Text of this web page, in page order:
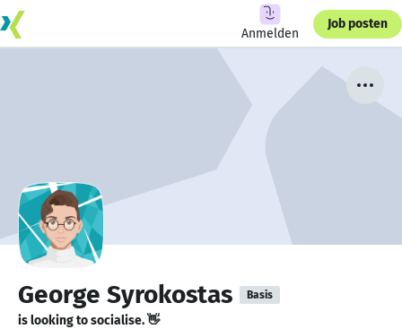
Anmelden
Job posten
George Syrokostas Basis
is looking to socialise. 👋